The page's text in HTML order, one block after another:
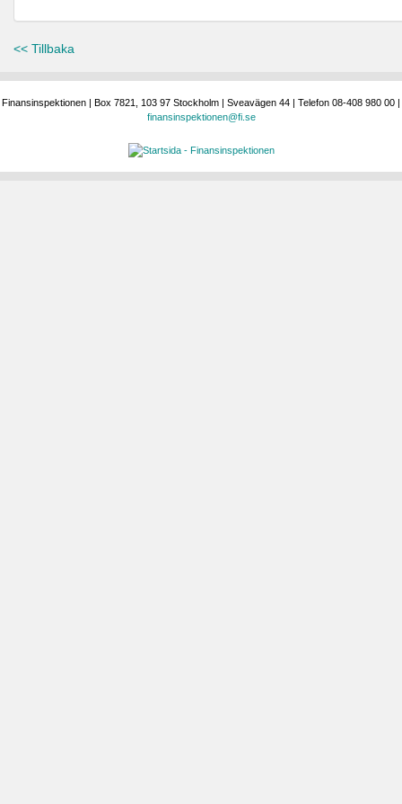
<< Tillbaka
Finansinspektionen | Box 7821, 103 97 Stockholm | Sveavägen 44 | Telefon 08-408 980 00 |
finansinspektionen@fi.se